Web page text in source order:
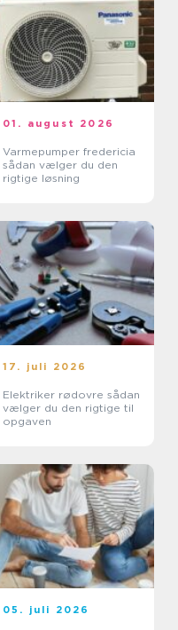
01. august 2026
Varmepumper fredericia
sådan vælger du den
rigtige løsning
17. juli 2026
Elektriker rødovre sådan
vælger du den rigtige til
opgaven
05. juli 2026